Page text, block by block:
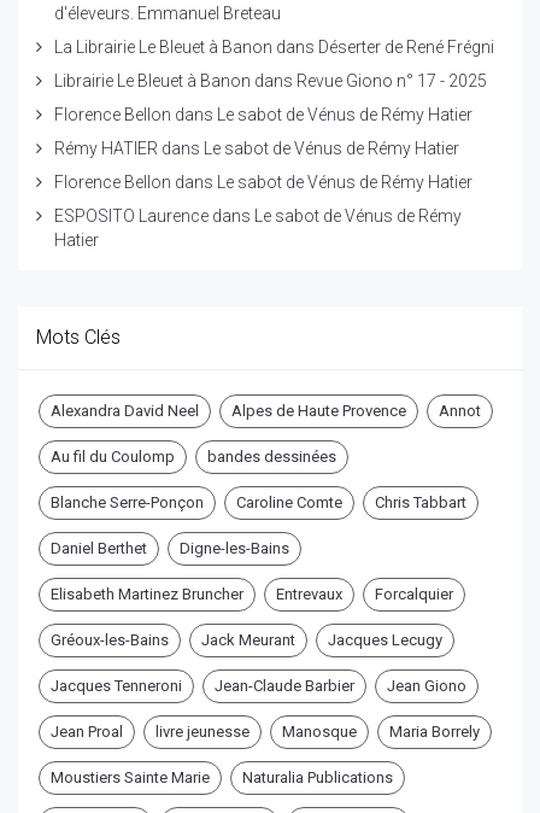
d'éleveurs. Emmanuel Breteau
La Librairie Le Bleuet à Banon dans Déserter de René Frégni
Librairie Le Bleuet à Banon dans Revue Giono n° 17 - 2025
Florence Bellon dans
Le sabot de Vénus de Rémy Hatier
Rémy HATIER dans
Le sabot de Vénus de Rémy Hatier
Florence Bellon dans
Le sabot de Vénus de Rémy Hatier
ESPOSITO Laurence dans
Le sabot de Vénus de Rémy
Hatier
Mots Clés
Alexandra David Neel Alpes de Haute Provence Annot
Au fil du Coulomp bandes dessinées
Blanche Serre-Ponçon Caroline Comte Chris Tabbart
Daniel Berthet Digne-les-Bains
Elisabeth Martinez Bruncher Entrevaux Forcalquier
Gréoux-les-Bains Jack Meurant Jacques Lecugy
Jacques Tenneroni Jean-Claude Barbier Jean Giono
Jean Proal livre jeunesse Manosque Maria Borrely
Moustiers Sainte Marie Naturalia Publications